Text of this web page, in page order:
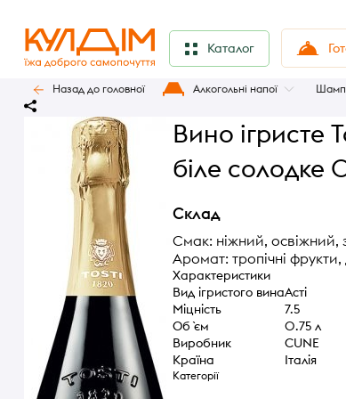
Каталог
Назад до головної Алкогольні напої
Вино ігристе
біле солодке
Склад
Смак: ніжний, освіжний,
Аромат: тропічні
Характеристики
Вид ігристого винаАсті
Міцність
7.5
Об `єм
0.75 л
Виробник
CUNE
Країна
Італія
Категорії